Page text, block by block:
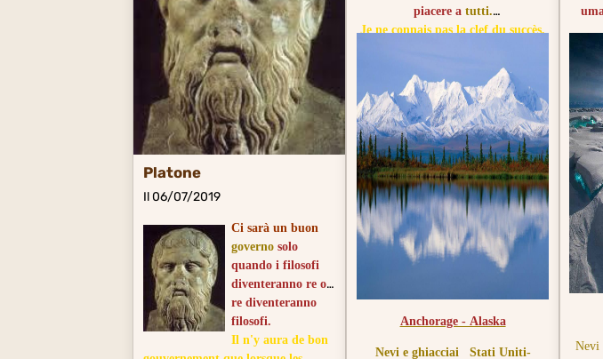
Platone
Il 06/07/2019
Ci sarà un buon
governosolo
quando i filosofi
diventeranno re o i
re diventeranno
filosofi.
Il n'y aura de bon
piacere a tutti.
Je ne connais pas la clef du succès,
consiste à essayer de plaire à tout le
monde.
Anchorage - Alaska
Nevi e ghiacciai
Stati Uniti-
Ne
non
Nevi